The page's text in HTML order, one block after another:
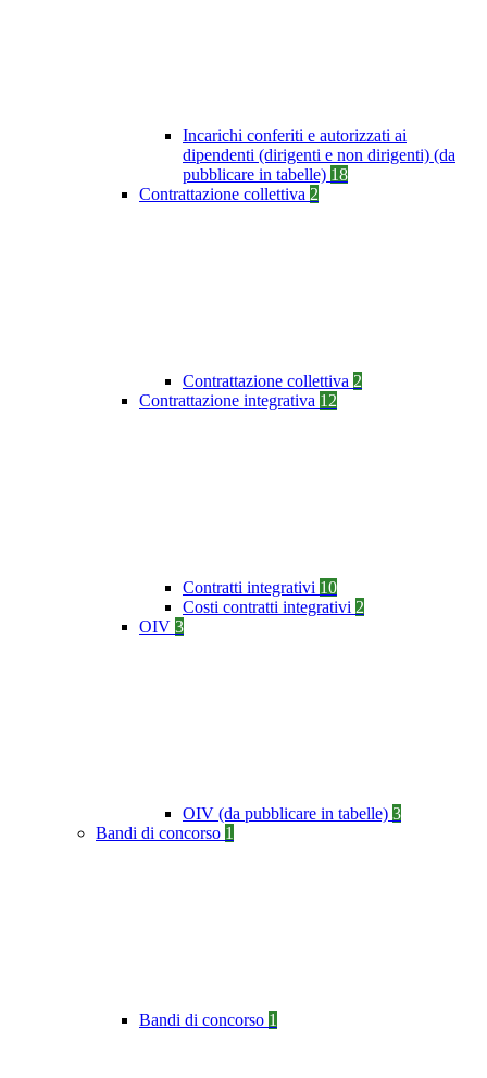
Incarichi conferiti e autorizzati ai
dipendenti (dirigenti e non dirigenti) (da
pubblicare in tabelle) 18
Contrattazione collettiva 2
Contrattazione collettiva 2
Contrattazione integrativa 12
Contratti integrativi 10
Costi contratti integrativi 2
OIV 3
OIV (da pubblicare in tabelle) 3
Bandi di concorso 1
Bandi di concorso 1